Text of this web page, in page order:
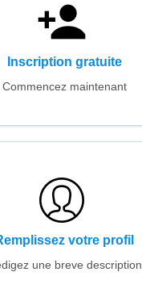
Inscription gratuite
Commencez maintenant
votre profil
une breve description